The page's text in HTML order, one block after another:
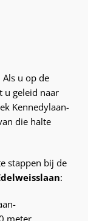
u op de
u geleid naar
Kennedylaan-
die halte
stappen bij de
: